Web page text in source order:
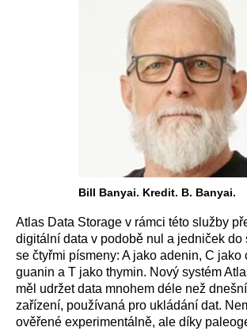
Bill Banyai. Kredit. B. Banyai.
Atlas Data Storage v rámci této služby
digitální data v podobě nul a jedniček do
se čtyřmi písmeny: A jako adenin, C jako
guanin a T jako thymin. Nový systém
měl udržet data mnohem déle než
zařízení, používaná pro ukládání dat.
ověřené experimentálně, ale díky